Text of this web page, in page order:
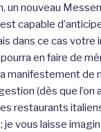
un nouveau
capable
dans ce cas votre
en faire de
manifestement de
(dès que l’on
restaurants
je vous laisse